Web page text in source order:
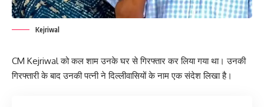
Kejriwal
CM Kejriwal को कल शाम उनके घर से गिरफ्तार कर लिया गया था। उनकी
गिरफ्तारी के बाद उनकी पत्नी ने दिल्लीवासियों के नाम एक संदेश लिखा है।